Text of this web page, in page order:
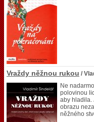
Vraždy něžnou rukou /
Ne
polovinou
aby hladila.
obrazu
něžného